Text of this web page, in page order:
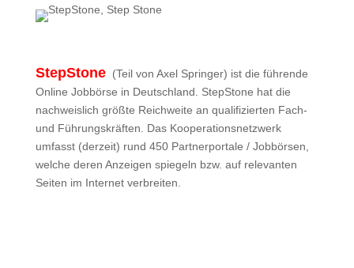
StepStone (Teil von Axel Springer) ist die führende
Online Jobbörse in Deutschland. StepStone hat die
nachweislich größte Reichweite an qualifizierten Fach-
und Führungskräften. Das Kooperationsnetzwerk
umfasst (derzeit) rund 450 Partnerportale / Jobbörsen,
welche deren Anzeigen spiegeln bzw. auf relevanten
Seiten im Internet verbreiten.